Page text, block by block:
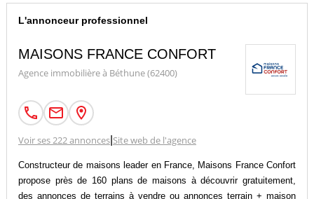
L'annonceur professionnel
MAISONS FRANCE CONFORT
Agence immobilière à Béthune (62400)
Voir ses 222 annonces| Site web de l'agence
Constructeur de maisons leader en France, Maisons France Confort
propose près de 160 plans de maisons à découvrir gratuitement,
des annonces de terrains à vendre ou annonces terrain + maison